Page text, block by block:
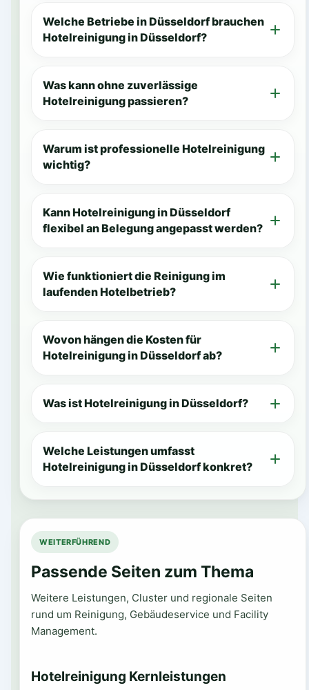
Welche Betriebe in Düsseldorf brauchen
Hotelreinigung in Düsseldorf?
Was kann ohne zuverlässige
Hotelreinigung passieren?
Warum ist professionelle Hotelreinigung
wichtig?
Kann Hotelreinigung in Düsseldorf
flexibel an Belegung angepasst werden?
Wie funktioniert die Reinigung im
laufenden Hotelbetrieb?
Wovon hängen die Kosten für
Hotelreinigung in Düsseldorf ab?
Was ist Hotelreinigung in Düsseldorf?
Welche Leistungen umfasst
Hotelreinigung in Düsseldorf konkret?
WEITERFÜHREND
Passende Seiten zum Thema
Weitere Leistungen, Cluster und regionale Seiten
rund um Reinigung, Gebäudeservice und Facility
Management.
Hotelreinigung Kernleistungen